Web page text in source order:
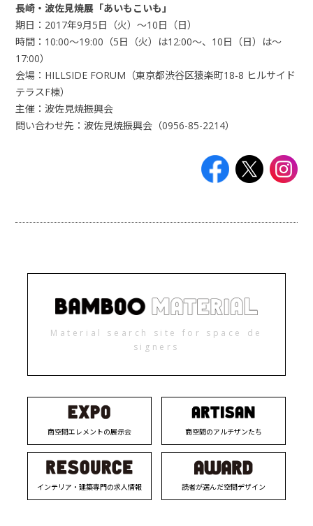
長崎・波佐見焼展「あいもこいも」
期日：2017年9月5日（火）〜10日（日）
時間：10:00〜19:00（5日（火）は12:00〜、10日（日）は〜
17:00）
会場：HILLSIDE FORUM（東京都渋谷区猿楽町18-8 ヒルサイド
テラスF棟）
主催：波佐見焼振興会
問い合わせ先：波佐見焼振興会（0956-85-2214）
Material search site for space de
signers
商空間エレメントの展示会 商空間のアルチザンたち
インテリア・建築専門の求人情報 読者が選んだ空間デザイン